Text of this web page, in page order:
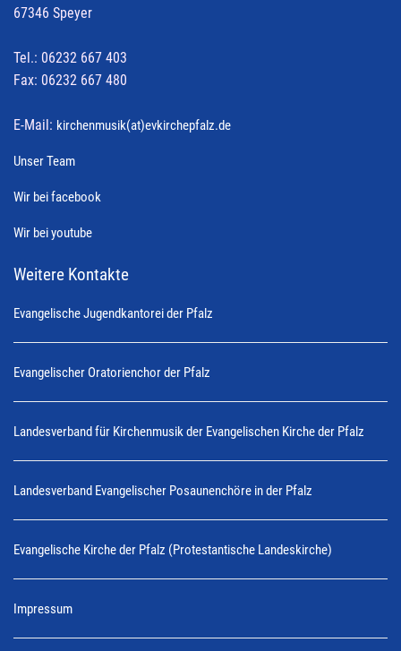
67346 Speyer
Tel.: 06232 667 403
Fax: 06232 667 480
E-Mail: kirchenmusik(at)evkirchepfalz.de
Unser Team
Wir bei facebook
Wir bei youtube
Weitere Kontakte
Evangelische Jugendkantorei der Pfalz
Evangelischer Oratorienchor der Pfalz
Landesverband für Kirchenmusik der Evangelischen Kirche der Pfalz
Landesverband Evangelischer Posaunenchöre in der Pfalz
Evangelische Kirche der Pfalz (Protestantische Landeskirche)
Impressum